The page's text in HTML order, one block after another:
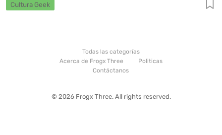
Cultura Geek
Todas las categorías
Acerca de Frogx Three
Politicas
Contáctanos
© 2026 Frogx Three. All rights reserved.